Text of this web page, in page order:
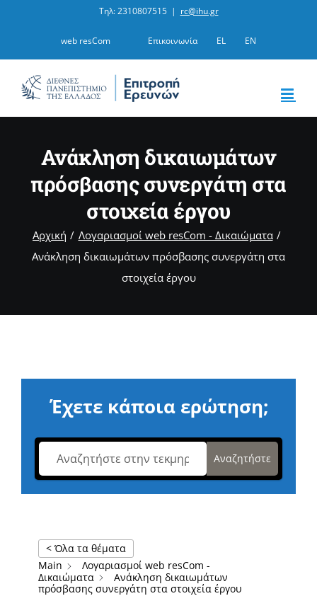
Τηλ: 2310807515 | rc@ihu.gr
web resCom Επικοινωνία EL EN
Ανάκληση δικαιωμάτων
πρόσβασης συνεργάτη στα
στοιχεία έργου
Αρχική
Λογαριασμοί web resCom - Δικαιώματα
Ανάκληση δικαιωμάτων πρόσβασης συνεργάτη στα
στοιχεία έργου
Έχετε κάποια ερώτηση;
Αναζητήστε
< Όλα τα θέματα
Main
Λογαριασμοί web resCom -
Δικαιώματα
Ανάκληση δικαιωμάτων
πρόσβασης συνεργάτη στα στοιχεία έργου